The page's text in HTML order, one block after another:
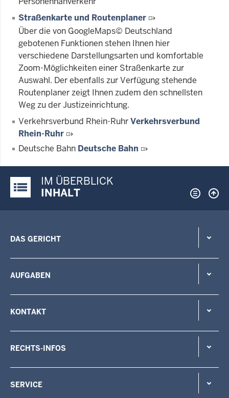
Straßenkarte und Routenplaner
Über die von GoogleMaps© Deutschland
gebotenen Funktionen stehen Ihnen hier
verschiedene Darstellungsarten und komfortable
Zoom-Möglichkeiten einer Straßenkarte zur
Auswahl. Der ebenfalls zur Verfügung stehende
Routenplaner zeigt Ihnen zudem den schnellsten
Weg zu der Justizeinrichtung.
Verkehrsverbund Rhein-RuhrVerkehrsverbund
Rhein-Ruhr
Deutsche Bahn Deutsche Bahn
Justiz-Portal im Überblick:
IM ÜBERBLICK
INHALT
DAS GERICHT
AUFGABEN
KONTAKT
RECHTS-INFOS
SERVICE